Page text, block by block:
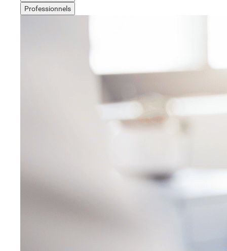
Professionnels